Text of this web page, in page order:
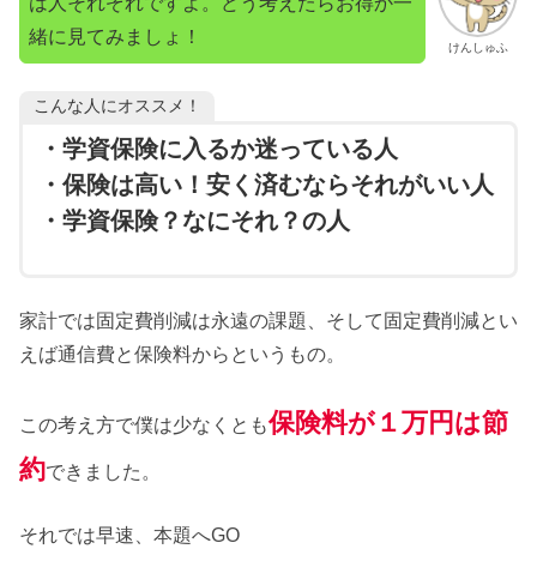
けんしゅふ
緒に見てみましょ！
こんな人にオススメ！
・学資保険に入るか迷っている人
・保険は高い！安く済むならそれがいい人
・学資保険？なにそれ？の人
家計では固定費削減は永遠の課題、そして固定費削減とい
えば通信費と保険料からというもの。
この考え方で僕は少なくとも保険料が１万円は節
約できました。
それでは早速、本題へGO